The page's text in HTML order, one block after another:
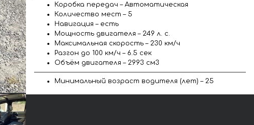
Коробка передач – Автоматическая
Количество мест – 5
Навигация – есть
Мощность двигателя – 249 л. с.
Максимальная скорость – 230 км/ч
Разгон до 100 км/ч – 6.5 сек
Объём двигателя – 2993 см3
Минимальный возраст водителя (лет) – 25